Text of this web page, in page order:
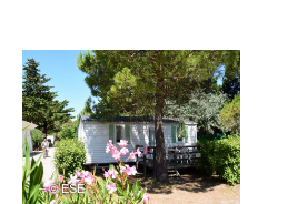
– © ESE